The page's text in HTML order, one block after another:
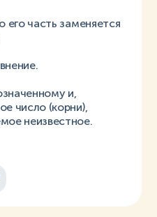
его часть заменяется
и,
число (корни),
неизвестное.